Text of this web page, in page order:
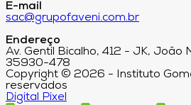
E-mail
sac@grupofaveni.com.br
Endereço
Av. Gentil Bicalho, 412 - JK, João
35930-478
Copyright © 2026 - Instituto
reservados
Digital Pixel